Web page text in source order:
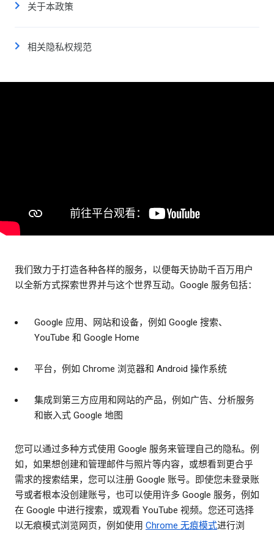
关于本政策
相关隐私权规范
我们致力于打造各种各样的服务，以便每天协助千百万用户
以全新方式探索世界并与这个世界互动。Google 服务包括：
Google 应用、网站和设备，例如 Google 搜索、
YouTube 和 Google Home
平台，例如 Chrome 浏览器和 Android 操作系统
集成到第三方应用和网站的产品，例如广告、分析服务
和嵌入式 Google 地图
您可以通过多种方式使用 Google 服务来管理自己的隐私。例
如，如果想创建和管理邮件与照片等内容，或想看到更合乎
需求的搜索结果，您可以注册 Google 账号。即使您未登录账
号或者根本没创建账号，也可以使用许多 Google 服务，例如
在 Google 中进行搜索，或观看 YouTube 视频。您还可选择
以无痕模式浏览网页，例如使用 Chrome 无痕模式进行浏